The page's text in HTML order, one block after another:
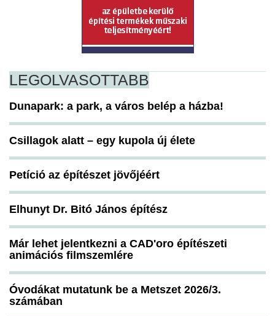
LEGOLVASOTTABB
Dunapark: a park, a város belép a házba!
Csillagok alatt – egy kupola új élete
Petíció az építészet jövőjéért
Elhunyt Dr. Bitó János építész
Már lehet jelentkezni a CAD'oro építészeti
animációs filmszemlére
Óvodákat mutatunk be a Metszet 2026/3.
számában